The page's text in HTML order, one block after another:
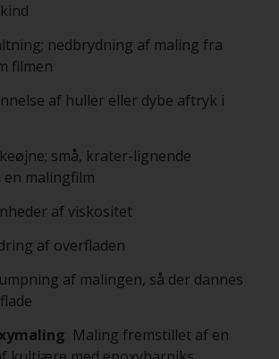
nedbrydning af maling fra
filmen
af huller eller dybe aftryk i
små, krater-lignende
malingfilm
af viskositet
af overfladen
af malingen, så der dannes
Maling fremstillet af en